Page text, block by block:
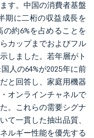
す。中国の消費者基盤
期に二桁の収益成長を
約6%を占めることを
カップまでおよびフル
しました。若年層がト
人の64%が2025年に前
と回答し、家庭用機器
オンラインチャネルで
。これらの需要シグナ
て一貫した抽出品質、
ルギー性能を優先する